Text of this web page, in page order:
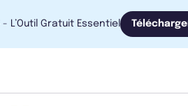
- L’Outil Gratuit Essentiel